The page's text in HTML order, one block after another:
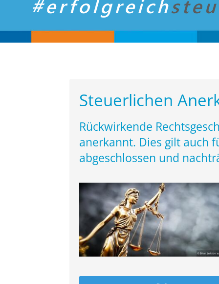
Steuerlichen
Rückwirkende
anerkannt. Dies gilt auch
abgeschlossen und